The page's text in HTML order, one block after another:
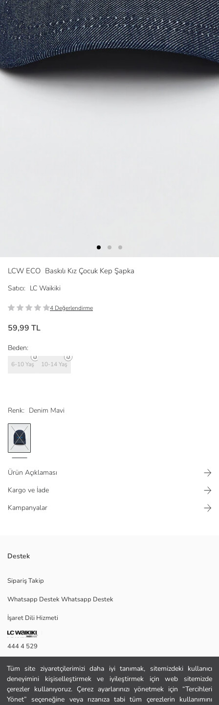
Tüm site ziyaretçilerimizi daha iyi tanımak, sitemizdeki kullanıcı
deneyimini kişiselleştirmek ve iyileştirmek için web sitemizde
çerezler kullanıyoruz. Çerez ayarlarınızı yönetmek için “Tercihleri
Yönet” seçeneğine veya rızanıza tabi tüm çerezlerin kullanımını
LCW ECO Baskılı Kız Çocuk Kep Şapka
Satıcı: LC Waikiki
4 Değerlendirme
59,99 TL
Renk: Denim Mavi
Beden:
6-10 Yaş 10-14 Yaş
Ürün Açıklaması
Kargo ve İade
Kampanyalar
üretilmiştir.
Ana Kumaş:
Menşei:
Satıcı:
Marka:
Cinsiyet:
Kumaş:
Desen:
Malzeme:
Destek
Sipariş Takip
Whatsapp Destek Whatsapp Destek
İşaret Dili Hizmeti
444 4 529
İletişim Formu
444 4 529